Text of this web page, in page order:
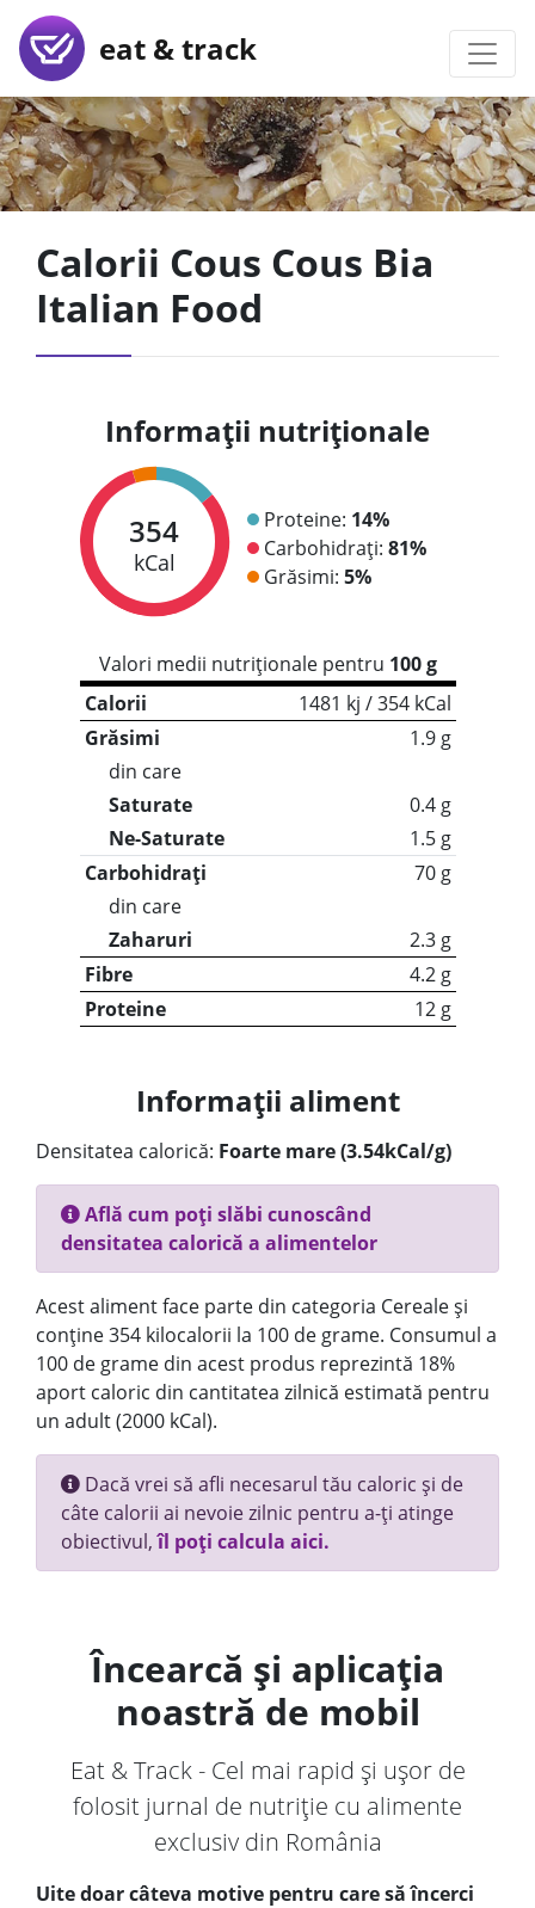
eat & track
Calorii Cous Cous Bia
Italian Food
Informații nutriționale
354
kCal
Proteine: 14%
Carbohidrați: 81%
Grăsimi: 5%
Valori medii nutriționale pentru 100 g
Calorii
1481 kj / 354 kCal
Grăsimi
1.9 g
din care
Saturate
0.4 g
Ne-Saturate
1.5 g
Carbohidrați
70 g
din care
Zaharuri
2.3 g
Fibre
4.2 g
Proteine
12 g
Informații aliment
Densitatea calorică: Foarte mare (3.54kCal/g)
Află cum poți slăbi cunoscând
densitatea calorică a alimentelor
Acest aliment face parte din categoria Cereale și
conține 354 kilocalorii la 100 de grame. Consumul a
100 de grame din acest produs reprezintă 18%
aport caloric din cantitatea zilnică estimată pentru
un adult (2000 kCal).
Dacă vrei să afli necesarul tău caloric și de
câte calorii ai nevoie zilnic pentru a-ți atinge
obiectivul,îl poți calcula aici.
Încearcă și aplicația
noastră de mobil
Eat & Track - Cel mai rapid și ușor de
folosit jurnal de nutriție cu alimente
exclusiv din România
Uite doar câteva motive pentru care să încerci